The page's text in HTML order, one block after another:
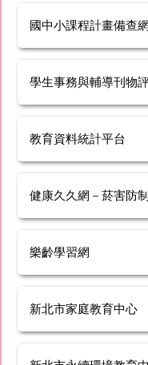
國中小課程計畫備查網
學生事務與輔導刊物
教育資料統計平台
健康久久網－菸害防
樂齡學習網
新北市家庭教育中心